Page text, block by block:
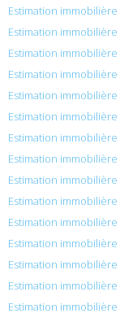
Estimation
Estimation
Estimation
Estimation
Estimation immobilière
Estimation
Estimation
Estimation
Estimation immobilière
Estimation
Estimation
Estimation immobilière
Estimation
Estimation immobilière
Estimation